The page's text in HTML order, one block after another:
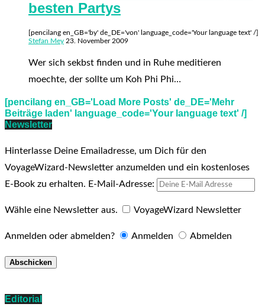
besten Partys
[pencilang en_GB='by' de_DE='von' language_code='Your language text' /]
Stefan Mey 23. November 2009
Wer sich sekbst finden und in Ruhe meditieren
moechte, der sollte um Koh Phi Phi…
[pencilang en_GB='Load More Posts' de_DE='Mehr
Beiträge laden' language_code='Your language text' /]
Newsletter
Hinterlasse Deine Emailadresse, um Dich für den
VoyageWizard-Newsletter anzumelden und ein kostenloses
E-Book zu erhalten. E-Mail-Adresse:
Wähle eine Newsletter aus. VoyageWizard Newsletter
Anmelden oder abmelden? Anmelden Abmelden
Editorial